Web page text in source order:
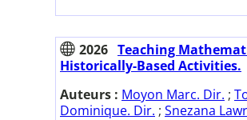
2026 Teaching
Historically-Based Activities.
Auteurs : Moyon Marc. Dir. ;
Dominique. Dir. ; Snezana